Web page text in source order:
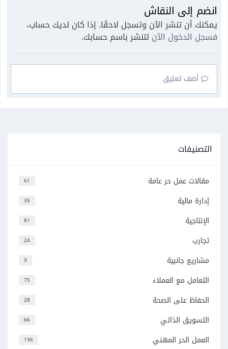
انضم إلى النقاش
يمكنك أن تنشر الآن وتسجل لاحقًا. إذا كان لديك حساب،
فسجل الدخول الآن لتنشر باسم حسابك.
أضف تعليق
التصنيفات
61 مقالات عمل حر عامة
35 إدارة مالية
81 الإنتاجية
24 تجارب
9 مشاريع جانبية
75 التعامل مع العملاء
28 الحفاظ على الصحة
66 التسويق الذاتي
136 العمل الحر المهني